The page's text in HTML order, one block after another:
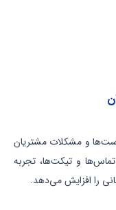
و مشکلات مشتریان
تماس‌ها و تیکت‌ها، تجربه
را افزایش می‌دهد.